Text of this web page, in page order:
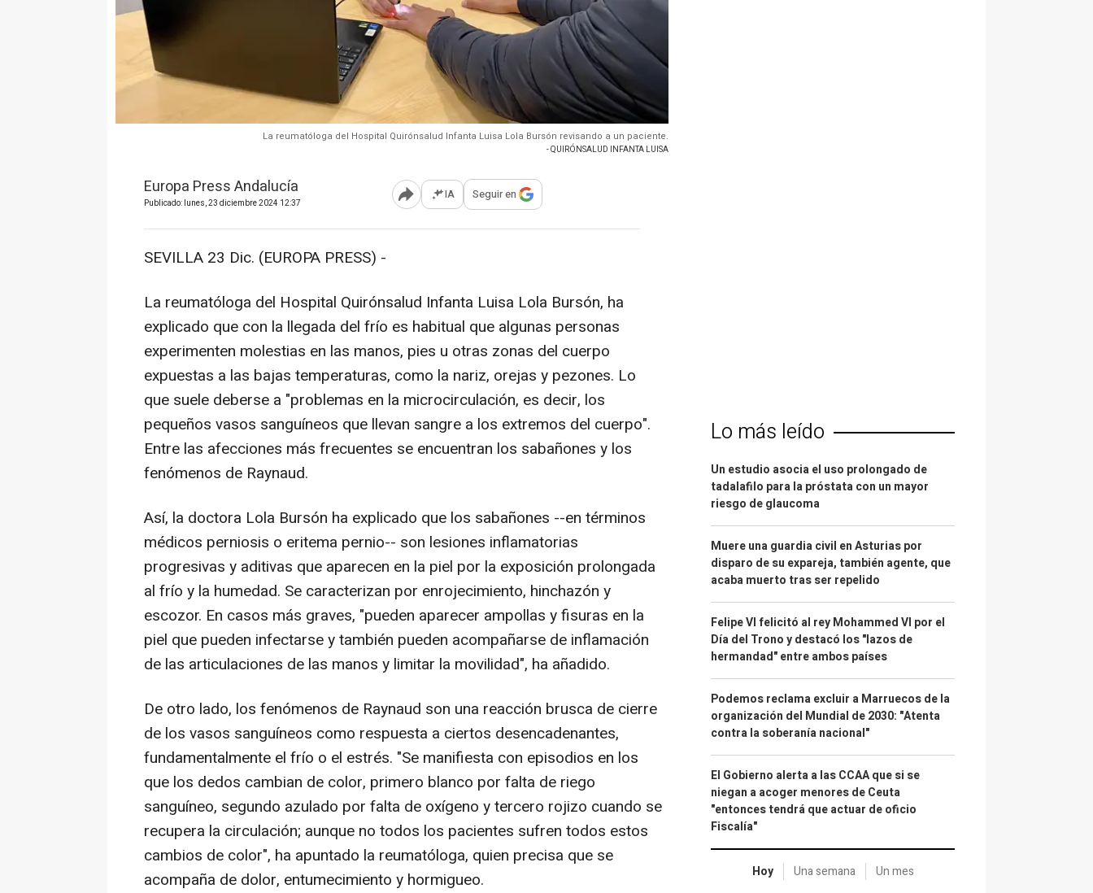
La reumatóloga del Hospital Quirónsalud Infanta Luisa Lola Bursón revisando a un paciente.
- QUIRÓNSALUD INFANTA LUISA
Europa Press Andalucía
Publicado: lunes, 23 diciembre 2024 12:37 Abrir opciones para compartir
IA Seguir en
SEVILLA 23 Dic. (EUROPA PRESS) -
La reumatóloga del Hospital Quirónsalud Infanta Luisa Lola Bursón, ha
explicado que con la llegada del frío es habitual que algunas personas
experimenten molestias en las manos, pies u otras zonas del cuerpo
expuestas a las bajas temperaturas, como la nariz, orejas y pezones. Lo
que suele deberse a "problemas en la microcirculación, es decir, los
pequeños vasos sanguíneos que llevan sangre a los extremos del cuerpo".
Entre las afecciones más frecuentes se encuentran los sabañones y los
fenómenos de Raynaud.
Así, la doctora Lola Bursón ha explicado que los sabañones --en términos
médicos perniosis o eritema pernio-- son lesiones inflamatorias
progresivas y aditivas que aparecen en la piel por la exposición prolongada
al frío y la humedad. Se caracterizan por enrojecimiento, hinchazón y
escozor. En casos más graves, "pueden aparecer ampollas y fisuras en la
piel que pueden infectarse y también pueden acompañarse de inflamación
de las articulaciones de las manos y limitar la movilidad", ha añadido.
De otro lado, los fenómenos de Raynaud son una reacción brusca de cierre
de los vasos sanguíneos como respuesta a ciertos desencadenantes,
fundamentalmente el frío o el estrés. "Se manifiesta con episodios en los
que los dedos cambian de color, primero blanco por falta de riego
sanguíneo, segundo azulado por falta de oxígeno y tercero rojizo cuando se
recupera la circulación; aunque no todos los pacientes sufren todos estos
cambios de color", ha apuntado la reumatóloga, quien precisa que se
acompaña de dolor, entumecimiento y hormigueo.
Lo más leído
Un estudio asocia el uso prolongado de
tadalafilo para la próstata con un mayor
riesgo de glaucoma
Muere una guardia civil en Asturias por
disparo de su expareja, también agente, que
acaba muerto tras ser repelido
Felipe VI felicitó al rey Mohammed VI por el
Día del Trono y destacó los "lazos de
hermandad" entre ambos países
Podemos reclama excluir a Marruecos de la
organización del Mundial de 2030: "Atenta
contra la soberanía nacional"
El Gobierno alerta a las CCAA que si se
niegan a acoger menores de Ceuta
"entonces tendrá que actuar de oficio
Fiscalía"
Hoy Una semana Un mes